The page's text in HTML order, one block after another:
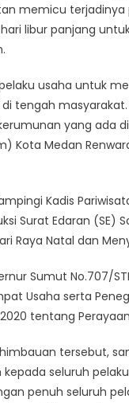
memicu terjadinya
libur panjang
usaha untuk
tengah
yang ada
Kota Medan
Kadis
Surat Edaran (SE)
Raya Natal dan
Sumut No.707/
Usaha serta
tentang
tersebut,
seluruh
penuh seluruh